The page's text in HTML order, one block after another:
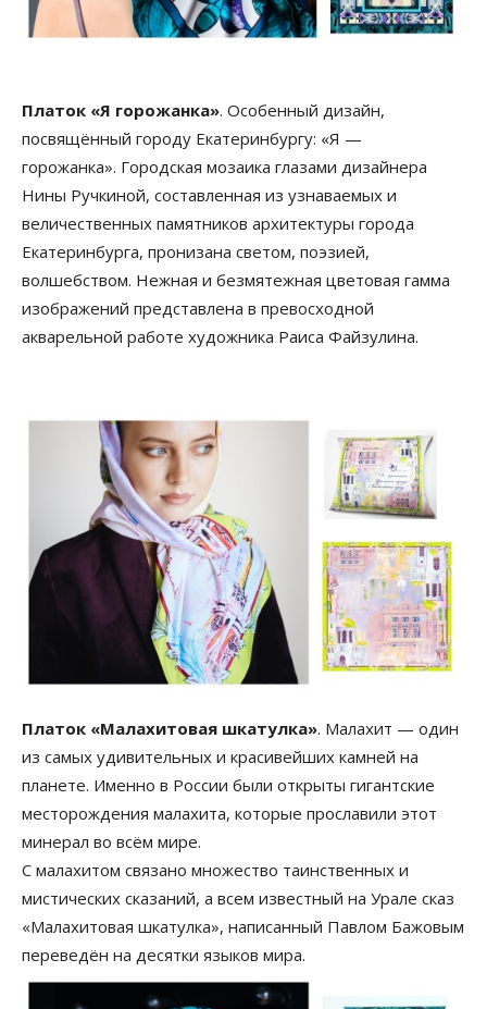
Платок «Я горожанка». Особенный дизайн,
посвящённый городу Екатеринбургу: «Я —
горожанка». Городская мозаика глазами дизайнера
Нины Ручкиной, составленная из узнаваемых и
величественных памятников архитектуры города
Екатеринбурга, пронизана светом, поэзией,
волшебством. Нежная и безмятежная цветовая гамма
изображений представлена в превосходной
акварельной работе художника Раиса Файзулина.
Платок «Малахитовая шкатулка». Малахит — один
из самых удивительных и красивейших камней на
планете. Именно в России были открыты гигантские
месторождения малахита, которые прославили этот
минерал во всём мире.
С малахитом связано множество таинственных и
мистических сказаний, а всем известный на Урале сказ
«Малахитовая шкатулка», написанный Павлом Бажовым
переведён на десятки языков мира.